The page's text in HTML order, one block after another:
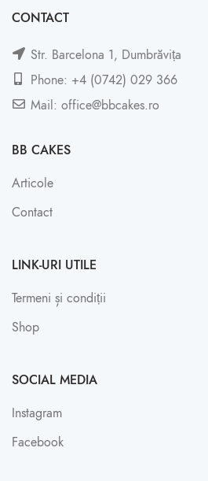
CONTACT
Str. Barcelona 1, Dumbrăvița
Phone: +4 (0742) 029 366
Mail: office@bbcakes.ro
BB CAKES
Articole
Contact
LINK-URI UTILE
Termeni și condiții
Shop
SOCIAL MEDIA
Instagram
Facebook